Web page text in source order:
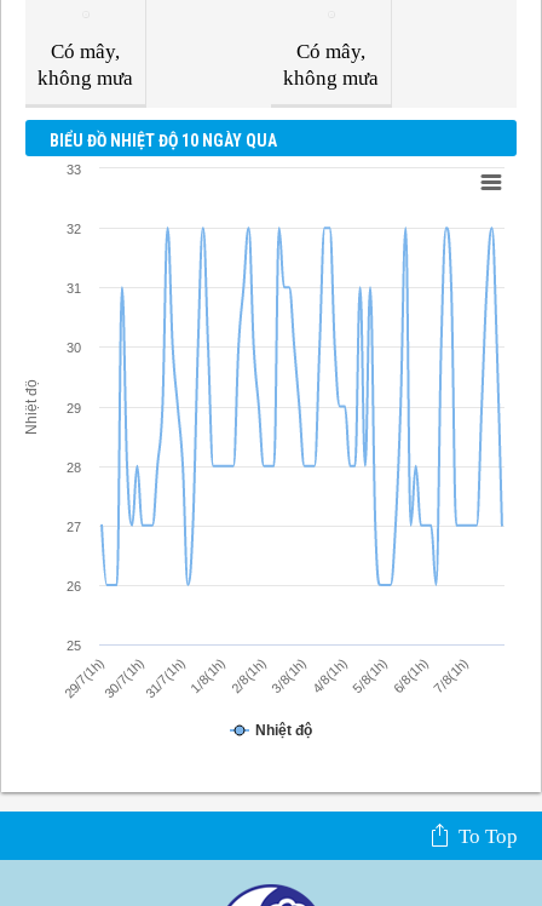
Có mây,
không mưa
Có mây,
không mưa
BIỂU ĐỒ NHIỆT ĐỘ 10 NGÀY QUA
Nhiệt độ
Nhiệt độ
29/7(1h)30/7(1h)31/7(1h)1/8(1h)2/8(1h)3/8(1h)4/8(1h)5/8(1h)6/8(1h)7/8(1h)
25
26
27
28
29
30
31
32
33
To Top